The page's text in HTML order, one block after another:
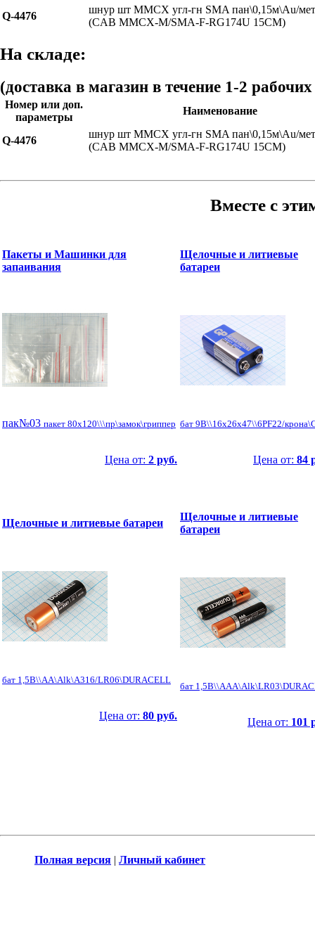
Q-4476
шнур шт MMCX угл-гн SMA пан\0,15м\Au/
(CAB MMCX-M/SMA-F-RG174U 15CM)
На складе:
(доставка в магазин в течение 1-2
Номер или доп.
параметры
Наименование
Q-4476
шнур шт MMCX угл-гн SMA пан\0,15м\Au/
(CAB MMCX-M/SMA-F-RG174U 15CM)
Вместе с
Пакеты и Машинки для
запаивания
пак№03 пакет 80x120\\\пр\замок\гриппер
Цена от: 2 руб.
Щелочные и литиевые
батареи
бат 9В\\16x26x47\\6PF22/
Цена от: 84
Щелочные и литиевые батареи
бат 1,5В\\AA\Alk\A316/LR06\DURACELL
Цена от: 80 руб.
Щелочные и литиевые
батареи
бат
Цена от: 101
Полная версия | Личный кабинет